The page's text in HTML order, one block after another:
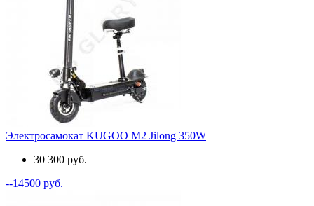
Электросамокат KUGOO M2 Jilong 350W
30 300 руб.
--14500 руб.